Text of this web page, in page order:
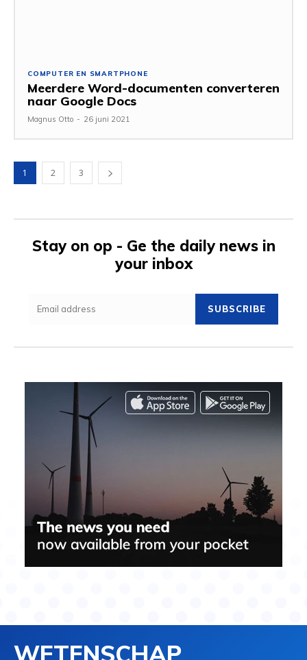
COMPUTER EN SMARTPHONE
Meerdere Word-documenten converteren
naar Google Docs
Magnus Otto - 26 juni 2021
1 2 3
Stay on op - Ge the daily news in
your inbox
SUBSCRIBE